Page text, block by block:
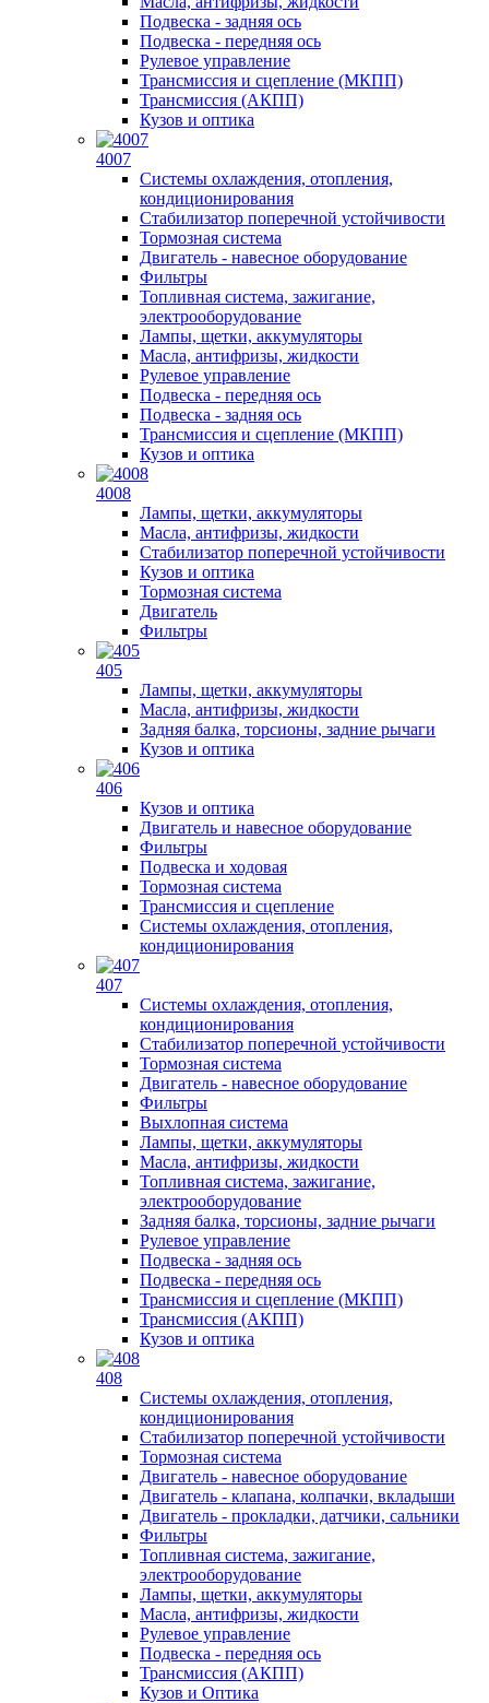
Подвеска - задняя ось
Подвеска - передняя ось
Рулевое управление
Трансмиссия и сцепление (МКПП)
Трансмиссия (АКПП)
Кузов и оптика
4007
Системы охлаждения, отопления,
кондиционирования
Стабилизатор поперечной устойчивости
Тормозная система
Двигатель - навесное оборудование
Фильтры
Топливная система, зажигание,
электрооборудование
Лампы, щетки, аккумуляторы
Масла, антифризы, жидкости
Рулевое управление
Подвеска - передняя ось
Подвеска - задняя ось
Трансмиссия и сцепление (МКПП)
Кузов и оптика
4008
Лампы, щетки, аккумуляторы
Масла, антифризы, жидкости
Стабилизатор поперечной устойчивости
Кузов и оптика
Тормозная система
Двигатель
Фильтры
405
Лампы, щетки, аккумуляторы
Масла, антифризы, жидкости
Задняя балка, торсионы, задние рычаги
Кузов и оптика
406
Кузов и оптика
Двигатель и навесное оборудование
Фильтры
Подвеска и ходовая
Тормозная система
Трансмиссия и сцепление
Системы охлаждения, отопления,
кондиционирования
407
Системы охлаждения, отопления,
кондиционирования
Стабилизатор поперечной устойчивости
Тормозная система
Двигатель - навесное оборудование
Фильтры
Выхлопная система
Лампы, щетки, аккумуляторы
Масла, антифризы, жидкости
Топливная система, зажигание,
электрооборудование
Задняя балка, торсионы, задние рычаги
Рулевое управление
Подвеска - задняя ось
Подвеска - передняя ось
Трансмиссия и сцепление (МКПП)
Трансмиссия (АКПП)
Кузов и оптика
408
Системы охлаждения, отопления,
кондиционирования
Стабилизатор поперечной устойчивости
Тормозная система
Двигатель - навесное оборудование
Двигатель - клапана, колпачки, вкладыши
Двигатель - прокладки, датчики, сальники
Фильтры
Топливная система, зажигание,
электрооборудование
Лампы, щетки, аккумуляторы
Масла, антифризы, жидкости
Рулевое управление
Подвеска - передняя ось
Трансмиссия (АКПП)
Кузов и Оптика